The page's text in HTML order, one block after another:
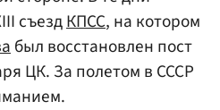
съездКПСС, на котором
был восстановлен пост
ЦК. За полетом в СССР